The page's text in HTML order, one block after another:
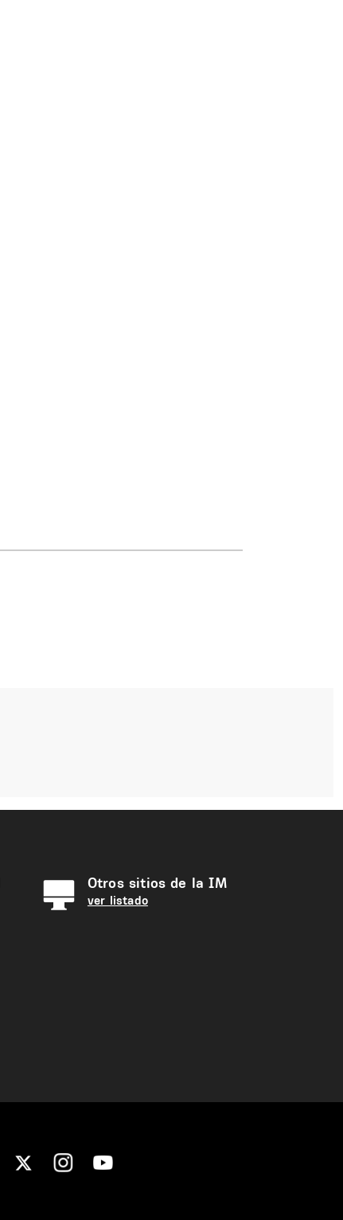
Otros sitios de la IM
ver listado